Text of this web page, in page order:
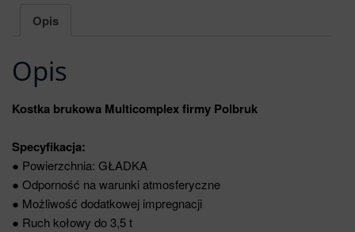
Opis
Opis
Kostka brukowa Multicomplex firmy Polbruk
Specyfikacja:
● Powierzchnia: GŁADKA
● Odporność na warunki atmosferyczne
● Możliwość dodatkowej impregnacji
● Ruch kołowy do 3,5 t